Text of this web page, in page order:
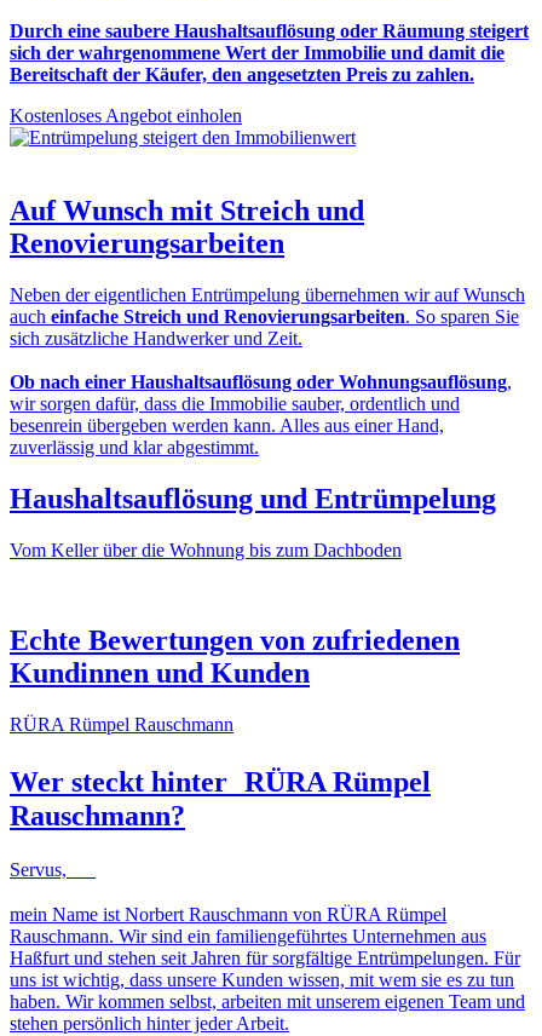
Durch eine saubere Haushaltsauflösung oder Räumung steigert
sich der wahrgenommene Wert der Immobilie und damit die
Bereitschaft der Käufer, den angesetzten Preis zu zahlen.
Kostenloses Angebot einholen
Auf Wunsch mit Streich und
Renovierungsarbeiten
Neben der eigentlichen Entrümpelung übernehmen wir auf Wunsch
auch einfache Streich und Renovierungsarbeiten. So sparen Sie
sich zusätzliche Handwerker und Zeit.
Ob nach einer Haushaltsauflösung oder Wohnungsauflösung,
wir sorgen dafür, dass die Immobilie sauber, ordentlich und
besenrein übergeben werden kann. Alles aus einer Hand,
zuverlässig und klar abgestimmt.
Haushaltsauflösung und Entrümpelung
Vom Keller über die Wohnung bis zum Dachboden
NACHHER
Echte Bewertungen von zufriedenen
Kundinnen und Kunden
RÜRA Rümpel Rauschmann
Wer steckt hinter RÜRA Rümpel
Rauschmann?
Servus,
mein Name ist Norbert Rauschmann von RÜRA Rümpel
Rauschmann. Wir sind ein familiengeführtes Unternehmen aus
Haßfurt und stehen seit Jahren für sorgfältige Entrümpelungen. Für
uns ist wichtig, dass unsere Kunden wissen, mit wem sie es zu tun
haben. Wir kommen selbst, arbeiten mit unserem eigenen Team und
stehen persönlich hinter jeder Arbeit.